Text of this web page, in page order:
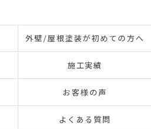
外壁/屋根塗装が初めての方へ
施工実績
お客様の声
よくある質問